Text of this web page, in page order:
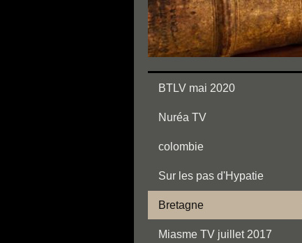
BTLV mai 2020
Nuréa TV
colombie
Sur les pas d'Hypatie
Bretagne
Miasme TV juillet 2017